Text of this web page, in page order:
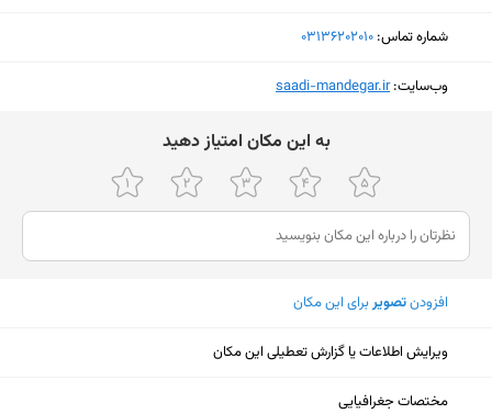
شماره تماس: ‎03136202010
وب‌سایت:‎saadi-mandegar.ir
ﺑﻪ اﯾﻦ ﻣﮑﺎن اﻣﺘﯿﺎز دﻫﯿﺪ
افزودنتصویربرای این مکان
ویرایش اطلاعات یا گزارش تعطیلی این مکان
مختصات جغرافیایی